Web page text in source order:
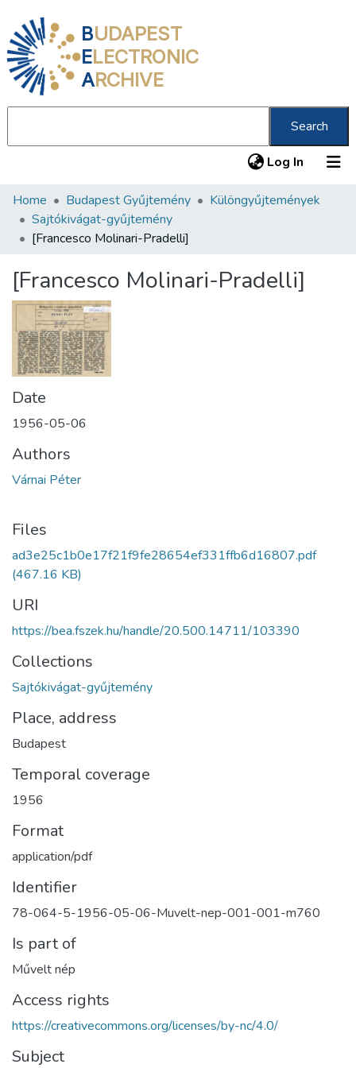
BUDAPEST
ELECTRONIC
ARCHIVE
Search
Log In (current)
Communities & Collections
All of DSpace
About us
Home Budapest Gyűjtemény
Különgyűjtemények
Sajtókivágat-gyűjtemény
[Francesco Molinari-Pradelli]
[Francesco Molinari-Pradelli]
Date
1956-05-06
Authors
Várnai Péter
Files
ad3e25c1b0e17f21f9fe28654ef331ffb6d16807.pdf
(467.16 KB)
URI
https://bea.fszek.hu/handle/20.500.14711/103390
Collections
Sajtókivágat-gyűjtemény
Place, address
Budapest
Temporal coverage
1956
Format
application/pdf
Identifier
78-064-5-1956-05-06-Muvelt-nep-001-001-m760
Is part of
Művelt nép
Access rights
https://creativecommons.org/licenses/by-nc/4.0/
Subject